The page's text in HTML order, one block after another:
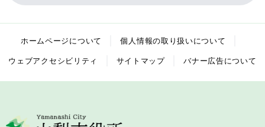
ホームページについて 個人情報の取り扱いについて
ウェブアクセシビリティ サイトマップ バナー広告について